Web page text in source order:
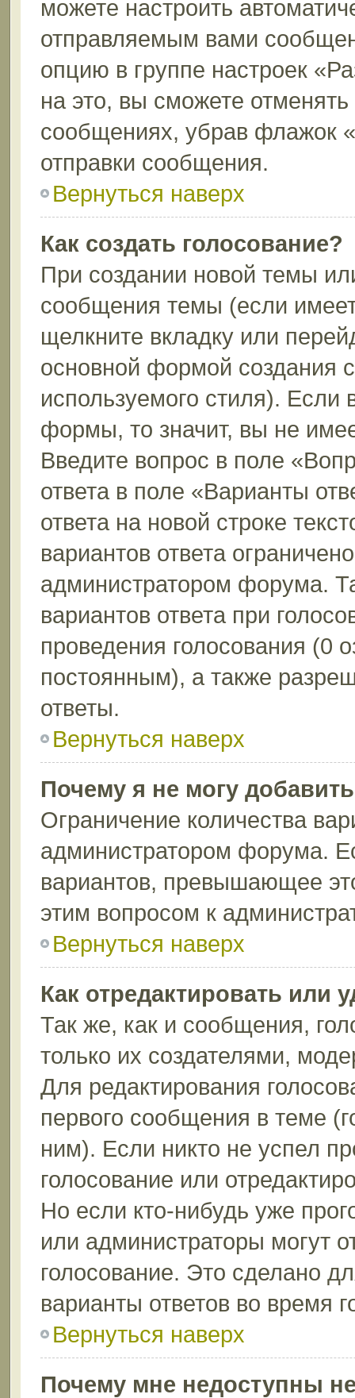
можете настроить
отправляемым вами
опцию в группе настроек
на это, вы сможете
сообщениях, убрав флажок
отправки сообщения.
Вернуться наверх
Как создать голосование?
При создании новой темы
сообщения темы (если
щелкните вкладку или
основной формой создания
используемого стиля). Если
формы, то значит, вы не
Введите вопрос в поле
ответа в поле «Варианты
ответа на новой строке
вариантов ответа
администратором форума.
вариантов ответа при
проведения голосования (0
постоянным), а также
ответы.
Вернуться наверх
Почему я не могу
Ограничение количества
администратором форума.
вариантов, превышающее
этим вопросом к
Вернуться наверх
Как отредактировать или
Так же, как и сообщения,
только их создателями,
Для редактирования
первого сообщения в теме
ним). Если никто не успел
голосование или
Но если кто-нибудь уже
или администраторы могут
голосование. Это сделано
варианты ответов во время
Вернуться наверх
Почему мне недоступны